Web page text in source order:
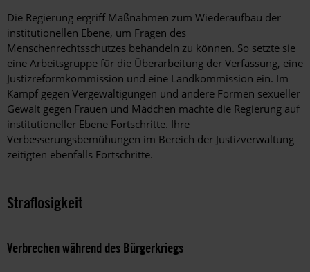
Die Regierung ergriff Maßnahmen zum Wiederaufbau der
institutionellen Ebene, um Fragen des
Menschenrechtsschutzes behandeln zu können. So setzte sie
eine Arbeitsgruppe für die Überarbeitung der Verfassung, eine
Justizreformkommission und eine Landkommission ein. Im
Kampf gegen Vergewaltigungen und andere Formen sexueller
Gewalt gegen Frauen und Mädchen machte die Regierung auf
institutioneller Ebene Fortschritte. Ihre
Verbesserungsbemühungen im Bereich der Justizverwaltung
zeitigten ebenfalls Fortschritte.
Straflosigkeit
Verbrechen während des Bürgerkriegs